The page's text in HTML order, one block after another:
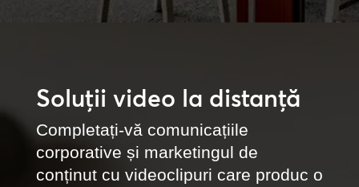
Soluții video la distanță
Completați-vă comunicațiile
corporative și marketingul de
conținut cu videoclipuri care produc o